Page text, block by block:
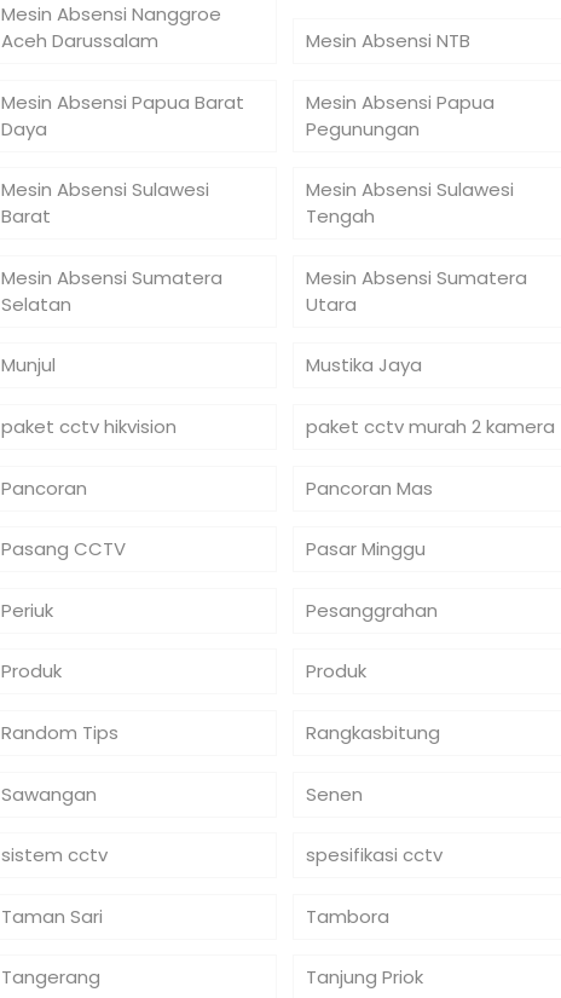
Mesin Absensi Nanggroe
Aceh Darussalam
Mesin Absensi NTB
Mesin Absensi Papua Barat
Daya
Mesin Absensi Papua
Pegunungan
Mesin Absensi Sulawesi
Barat
Mesin Absensi Sulawesi
Tengah
Mesin Absensi Sumatera
Selatan
Mesin Absensi Sumatera
Utara
Munjul Mustika Jaya
paket cctv hikvision paket cctv murah 2 kamera
Pancoran Pancoran Mas
Pasang CCTV Pasar Minggu
Periuk Pesanggrahan
Produk Produk
Random Tips Rangkasbitung
Sawangan Senen
sistem cctv spesifikasi cctv
Taman Sari Tambora
Tangerang Tanjung Priok